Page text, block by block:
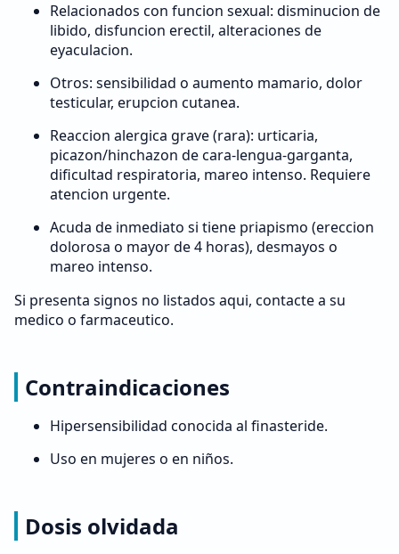
Relacionados con funcion sexual: disminucion de
libido, disfuncion erectil, alteraciones de
eyaculacion.
Otros: sensibilidad o aumento mamario, dolor
testicular, erupcion cutanea.
Reaccion alergica grave (rara): urticaria,
picazon/hinchazon de cara-lengua-garganta,
dificultad respiratoria, mareo intenso. Requiere
atencion urgente.
Acuda de inmediato si tiene priapismo (ereccion
dolorosa o mayor de 4 horas), desmayos o
mareo intenso.
Si presenta signos no listados aqui, contacte a su
medico o farmaceutico.
Contraindicaciones
Hipersensibilidad conocida al finasteride.
Uso en mujeres o en niños.
Dosis olvidada